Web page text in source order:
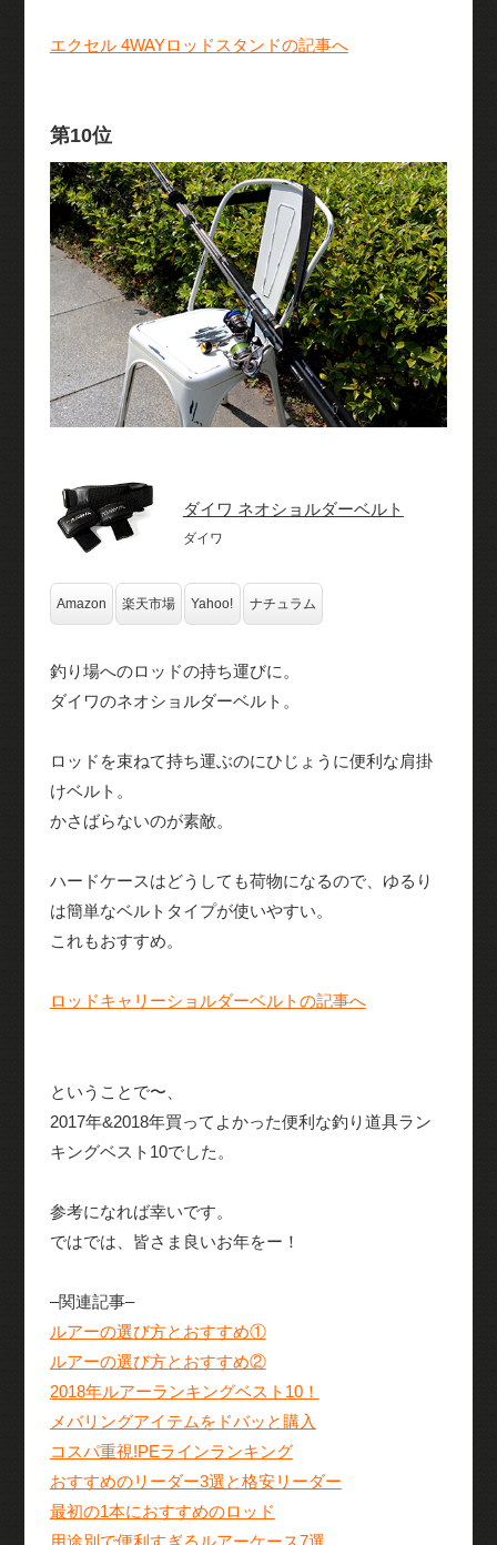
エクセル 4WAYロッドスタンドの記事へ
第10位
ダイワ ネオショルダーベルト
ダイワ
Amazon 楽天市場 Yahoo! ナチュラム
釣り場へのロッドの持ち運びに。
ダイワのネオショルダーベルト。
ロッドを束ねて持ち運ぶのにひじょうに便利な肩掛
けベルト。
かさばらないのが素敵。
ハードケースはどうしても荷物になるので、ゆるり
は簡単なベルトタイプが使いやすい。
これもおすすめ。
ロッドキャリーショルダーベルトの記事へ
ということで〜、
2017年&2018年買ってよかった便利な釣り道具ラン
キングベスト10でした。
参考になれば幸いです。
ではでは、皆さま良いお年をー！
–関連記事–
ルアーの選び方とおすすめ①
ルアーの選び方とおすすめ②
2018年ルアーランキングベスト10！
メバリングアイテムをドバッと購入
コスパ重視!PEラインランキング
おすすめのリーダー3選と格安リーダー
最初の1本におすすめのロッド